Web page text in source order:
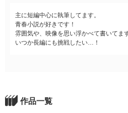
主に短編中心に執筆してます。
青春小説が好きです！
雰囲気や、映像を思い浮かべて書いてます
いつか長編にも挑戦したい…！
作品一覧